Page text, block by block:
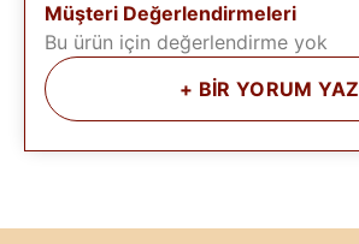
Müşteri Değerlendirmeleri
Bu ürün için değerlendirme yok
+ BİR YORUM YAZ